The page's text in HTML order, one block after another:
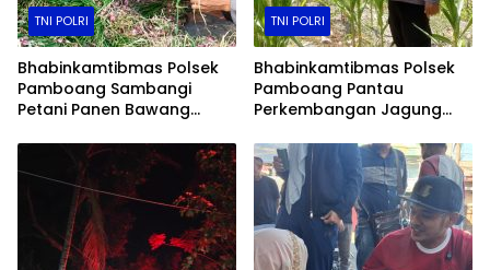
TNI POLRI
Bhabinkamtibmas Polsek
Pamboang Sambangi
Petani Panen Bawang
Dukungan Ketahanan
Pangan
TNI POLRI
Bhabinkamtibmas Polsek
Pamboang Pantau
Perkembangan Jagung
Ketahanan Pangan Warga